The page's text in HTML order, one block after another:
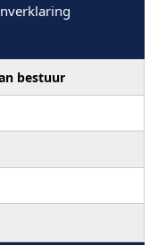
bestuur